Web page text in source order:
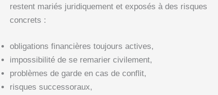
restent mariés juridiquement et exposés à des risques
concrets :
obligations financières toujours actives,
impossibilité de se remarier civilement,
problèmes de garde en cas de conflit,
risques successoraux,